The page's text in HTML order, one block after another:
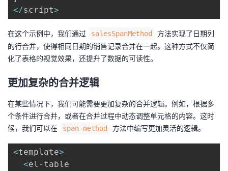
</script>
在这个示例中，我们通过 salesSpanMethod
方法实现了日期列
的行合并，使得相同日期的销售记录合并在一起。这种方式不仅简
化了表格的视觉效果，还提升了数据的可读性。
更加复杂的合并逻辑
在某些情况下，我们可能需要更加复杂的合并逻辑。例如，根据多
个条件进行合并，或者在合并过程中动态调整单元格的内容。这时
候，我们可以在
span-method 方法中编写更加灵活的逻辑。
<template>
<el - table